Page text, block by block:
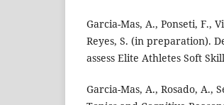
Garcia-Mas, A., Ponseti, F.,
Reyes, S. (in preparation).
assess Elite Athletes Soft
Garcia-Mas, A., Rosado, A.,